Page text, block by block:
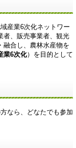
産業6次化ネットワー
者、販売事業者、観光
融合し、農林水産物を
業6次化）を目的として
なら、どなたでも参加